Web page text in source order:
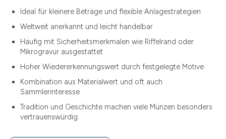
Ideal für kleinere Beträge und flexible Anlagestrategien
Weltweit anerkannt und leicht handelbar
Häufig mit Sicherheitsmerkmalen wie Riffelrand oder
Mikrogravur ausgestattet
Hoher Wiedererkennungswert durch festgelegte Motive
Kombination aus Materialwert und oft auch
Sammlerinteresse
Tradition und Geschichte machen viele Münzen besonders
vertrauenswürdig